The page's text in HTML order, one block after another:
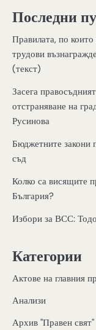
Последни
Правилата, по
трудови
(текст)
Засега
отстраняване на
Русинова
Бюджетните закони
съд
Колко са висящите
България?
Избори за ВСС:
Категории
Актове на главния
Анализи
Архив "Правен свят"